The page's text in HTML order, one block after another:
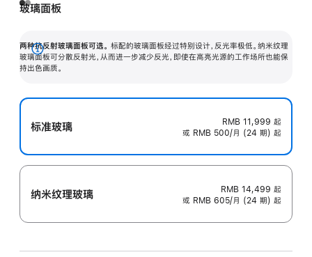
玻璃面板
两种抗反射玻璃面板可选。 标配的玻璃面板经过特别设计，反光率极低。纳米纹理
玻璃面板可分散反射光，从而进一步减少反光，即使在高亮光源的工作场所也能保
持出色画质。
展
开
标准玻璃 RMB 11,999 起
或 RMB 500/月 (24 期) 起
纳米纹理玻璃 RMB 14,499 起
或 RMB 605/月 (24 期) 起